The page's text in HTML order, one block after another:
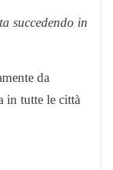
succedendo in
da
in tutte le città